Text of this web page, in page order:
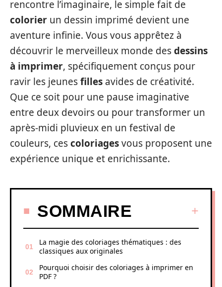
rencontre l’imaginaire, le simple fait de
colorier un dessin imprimé devient une
aventure infinie. Vous vous apprêtez à
découvrir le merveilleux monde desdessins
à imprimer, spécifiquement conçus pour
ravir les jeunesfilles avides de créativité.
Que ce soit pour une pause imaginative
entre deux devoirs ou pour transformer un
après-midi pluvieux en un festival de
couleurs, cescoloriagesvous proposent une
expérience unique et enrichissante.
SOMMAIRE
La magie des coloriages thématiques : des
classiques aux originales
Pourquoi choisir des coloriages à imprimer en
PDF ?